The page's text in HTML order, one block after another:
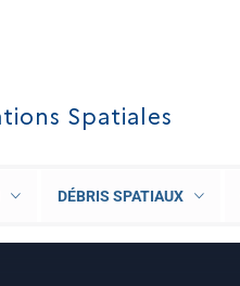
Spatiales
DÉBRIS SPATIAUX